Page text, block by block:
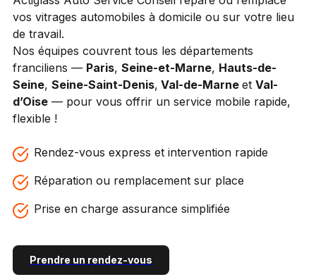
vos vitrages automobiles à domicile ou sur votre lieu
de travail.
Nos équipes couvrent tous les départements
franciliens — Paris, Seine-et-Marne, Hauts-de-
Seine, Seine-Saint-Denis, Val-de-Marne et Val-
d’Oise — pour vous offrir un service mobile rapide,
flexible !
Rendez-vous express et intervention rapide
Réparation ou remplacement sur place
Prise en charge assurance simplifiée
Prendre un rendez-vous